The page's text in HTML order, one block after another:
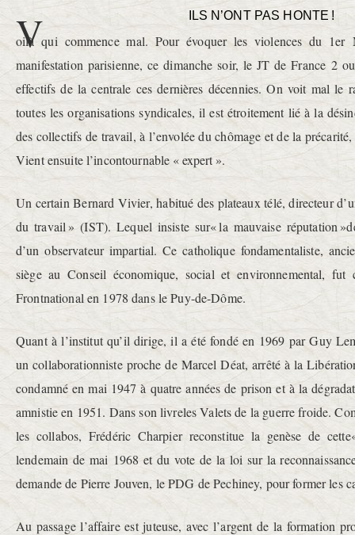
ILS N’ONT PAS HONTE !
V
oilà qui commence mal. Pour évoquer les violences du
manifestation parisienne, ce dimanche soir, le JT de France 2
effectifs de la centrale ces dernières décennies. On voit mal le
toutes les organisations syndicales, il est étroitement lié à la
des collectifs de travail, à l’envolée du chômage et de la
Vient ensuite l’incontour­nable « expert ».
Un certain Bernard Vivier, habitué des plateaux télé, directeur
du travail » (IST). Lequel insiste sur« la mauvaise réputation
d’un observateur impartial. Ce catholique fondamentaliste,
siège au Conseil économique, social et environnemental, fut
Frontnational en 1978 dans le Puy-de-Dôme.
Quant à l’institut qu’il dirige, il a été fondé en 1969 par Guy
un collaborationniste proche de Marcel Déat, arrêté à la
condamné en mai 1947 à quatre années de prison et à la
amnistie en 1951. Dans son livreles Valets de la guerre froide.
les collabos, Frédéric Charpier reconstitue la genèse de
lendemain de mai 1968 et du vote de la loi sur la
demande de Pierre Jouven, le PDG de Pechiney, pour former les
Au passage l’affaire est juteuse, avec l’argent de la formation